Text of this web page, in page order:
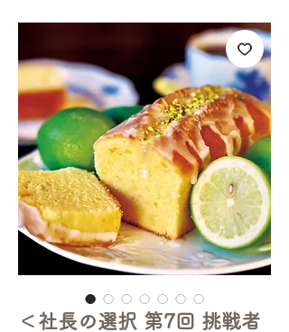
＜社長の選択 第7回 挑戦者